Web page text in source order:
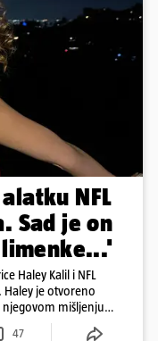
NFL
Sad je on
Haley Kalil i NFL
Haley je otvoreno
njegovom mišljenju
47